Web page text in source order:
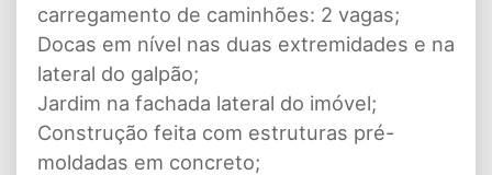
carregamento de caminhões: 2 vagas;
Docas em nível nas duas extremidades e na
lateral do galpão;
Jardim na fachada lateral do imóvel;
Construção feita com estruturas pré-
moldadas em concreto;